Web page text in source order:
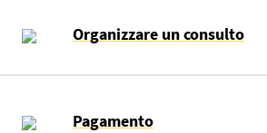
Organizzare un consulto
Pagamento